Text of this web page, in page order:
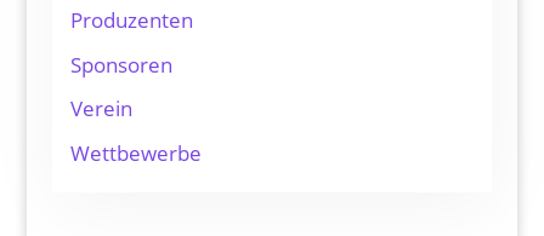
Produzenten
Sponsoren
Verein
Wettbewerbe